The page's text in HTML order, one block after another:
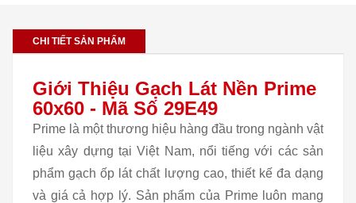
CHI TIẾT SẢN PHẨM
Giới Thiệu Gạch Lát Nền Prime
60x60 - Mã Số 29E49
Prime là một thương hiệu hàng đầu trong ngành vật
liệu xây dựng tại Việt Nam, nổi tiếng với các sản
phẩm gạch ốp lát chất lượng cao, thiết kế đa dạng
và giá cả hợp lý. Sản phẩm của Prime luôn mang